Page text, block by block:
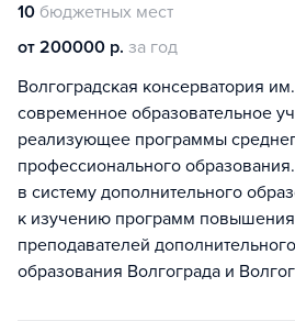
10 бюджетных мест
от 200000 р. за год
Волгоградская консерватория
современное образовательное
реализующее программы
профессионального
в систему дополнительного
к изучению программ
преподавателей
образования Волгограда и